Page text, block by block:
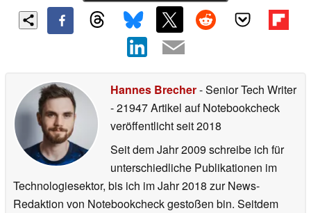
Hannes Brecher- Senior Tech Writer
- 21947 Artikel auf Notebookcheck
veröffentlichtseit 2018
Seit dem Jahr 2009 schreibe ich für
unterschiedliche Publikationen im
Technologiesektor, bis ich im Jahr 2018 zur News-
Redaktion von Notebookcheck gestoßen bin. Seitdem